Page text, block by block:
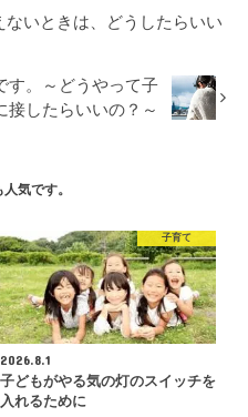
いときは、どうしたらいい
す。～どうやって子
接したらいいの？～
気です。
子育て
2026.8.1
子どもがやる気の灯のスイッチを
入れるために